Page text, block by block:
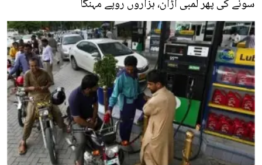
سونے کی پھر لمبی اُڑان، ہزاروں روپے مہنگا